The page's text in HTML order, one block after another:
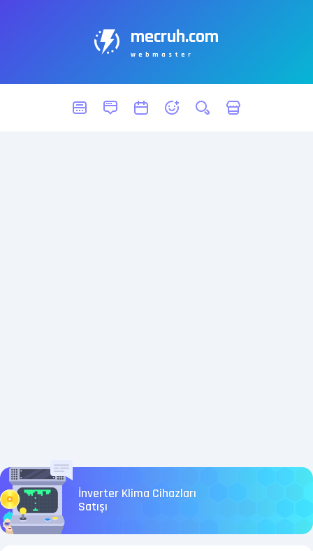
mecruh.com
webmaster
İnverter Klima Cihazları
Satışı